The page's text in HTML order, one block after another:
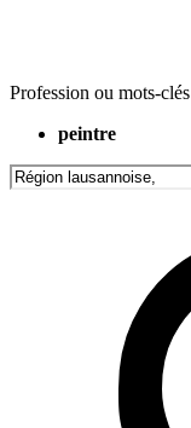
Profession ou mots-clés
peintre